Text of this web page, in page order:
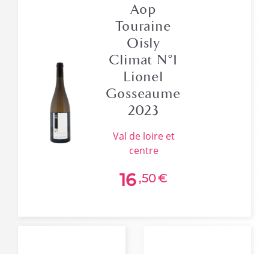
Aop
Touraine
Oisly
Climat N°1
Lionel
Gosseaume
2023
val de loire et
centre
16 ,50€